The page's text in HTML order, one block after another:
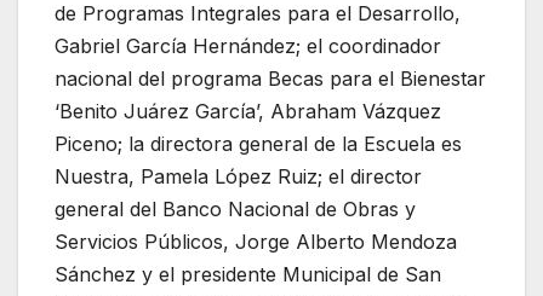
de Programas Integrales para el Desarrollo,
Gabriel García Hernández; el coordinador
nacional del programa Becas para el Bienestar
‘Benito Juárez García’, Abraham Vázquez
Piceno; la directora general de la Escuela es
Nuestra, Pamela López Ruiz; el director
general del Banco Nacional de Obras y
Servicios Públicos, Jorge Alberto Mendoza
Sánchez y el presidente Municipal de San